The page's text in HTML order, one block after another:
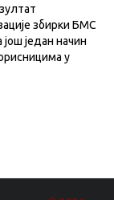
збирки БМС
још један начин
у